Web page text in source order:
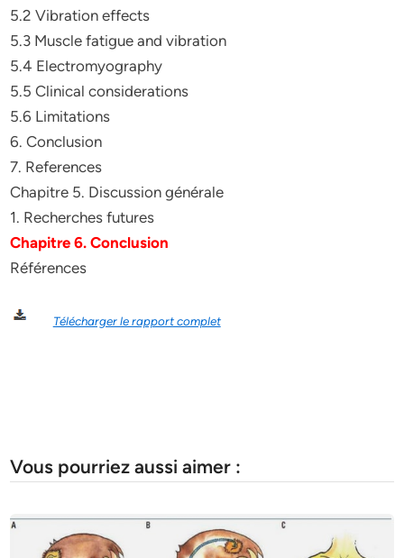
5.2 Vibration effects
5.3 Muscle fatigue and vibration
5.4 Electromyography
5.5 Clinical considerations
5.6 Limitations
6. Conclusion
7. References
Chapitre 5. Discussion générale
1. Recherches futures
Chapitre 6. Conclusion
Références
Télécharger le rapport complet
Vous pourriez aussi aimer :